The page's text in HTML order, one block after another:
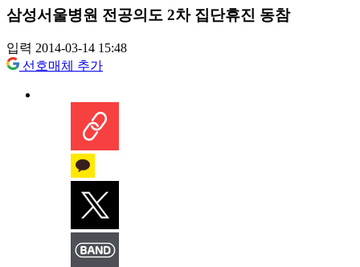
삼성서울병원 전공의도 2차 집단휴진 동참
입력 2014-03-14 15:48
선호매체 추가